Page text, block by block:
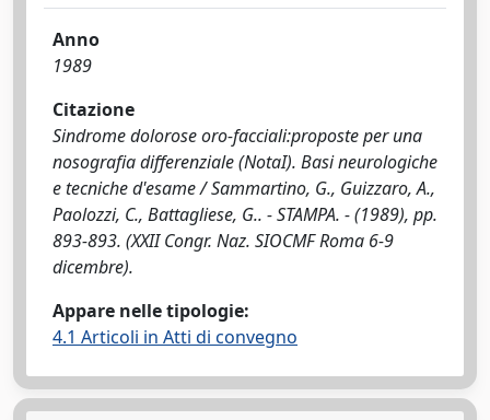
Anno
1989
Citazione
Sindrome dolorose oro-facciali:proposte per una
nosografia differenziale (NotaI). Basi neurologiche
e tecniche d'esame / Sammartino, G., Guizzaro, A.,
Paolozzi, C., Battagliese, G.. - STAMPA. - (1989), pp.
893-893. (XXII Congr. Naz. SIOCMF Roma 6-9
dicembre).
Appare nelle tipologie:
4.1 Articoli in Atti di convegno